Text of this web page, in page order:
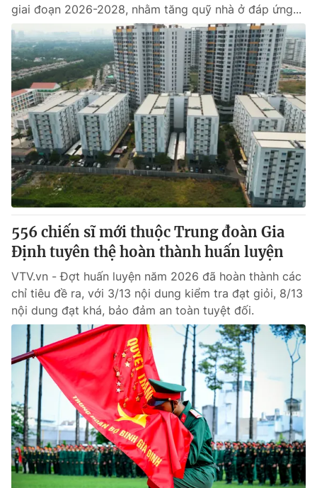
Email:toasoan@vtv.vn
Liên hệ quảng cáo:024-7300.7108
® Cấm sao chép dưới mọi hình thức nếu không có sự chấp
thuận bằng văn bản. Ghi rõ nguồn VTV.vn khi phát hành lại
thông tin từ website này.
giai đoạn 2026-2028, nhằm tăng quỹ nhà ở đáp ứng...
556 chiến sĩ mới thuộc Trung đoàn Gia
Định tuyên thệ hoàn thành huấn luyện
VTV.vn - Đợt huấn luyện năm 2026 đã hoàn thành các
chỉ tiêu đề ra, với 3/13 nội dung kiểm tra đạt giỏi, 8/13
nội dung đạt khá, bảo đảm an toàn tuyệt đối.